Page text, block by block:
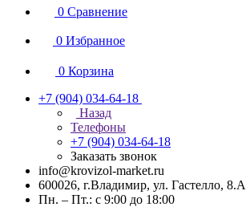
0 Сравнение
0 Избранное
0 Корзина
+7 (904) 034-64-18
Назад
Телефоны
+7 (904) 034-64-18
Заказать звонок
info@krovizol-market.ru
600026, г.Владимир, ул. Гастелло, 8.А
Пн. – Пт.: с 9:00 до 18:00